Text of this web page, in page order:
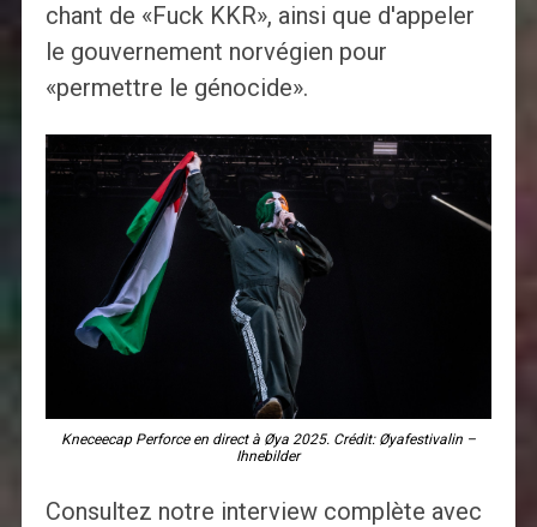
chant de «Fuck KKR», ainsi que d'appeler
le gouvernement norvégien pour
«permettre le génocide».
Kneceecap Perforce en direct à Øya 2025. Crédit: Øyafestivalin –
Ihnebilder
Consultez notre interview complète avec